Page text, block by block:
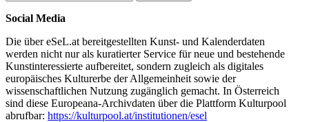
Social Media
Die über eSeL.at bereitgestellten Kunst- und Kalenderdaten
werden nicht nur als kuratierter Service für neue und bestehende
Kunstinteressierte aufbereitet, sondern zugleich als digitales
europäisches Kulturerbe der Allgemeinheit sowie der
wissenschaftlichen Nutzung zugänglich gemacht. In Österreich
sind diese Europeana-Archivdaten über die Plattform Kulturpool
abrufbar: https://kulturpool.at/institutionen/esel